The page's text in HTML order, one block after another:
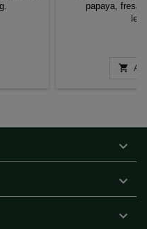
papaya, fresa,



